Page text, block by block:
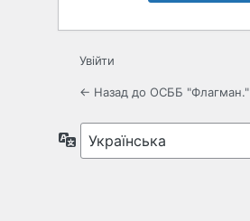
Увійти
← Назад до ОСББ "Флагман."
Мова